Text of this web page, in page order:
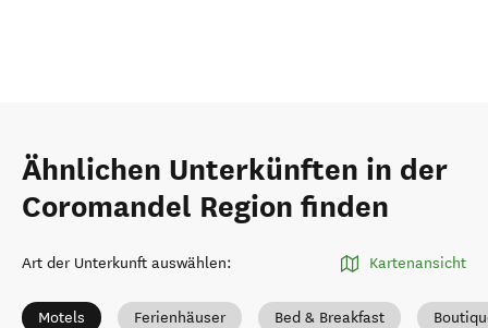
Ähnlichen Unterkünften in der
Coromandel Region finden
Art der Unterkunft auswählen: Kartenansicht
Motels Ferienhäuser Bed & Breakfast